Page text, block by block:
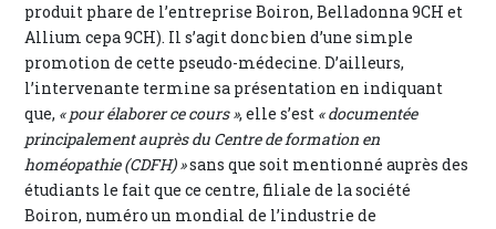
produit phare de l’entreprise Boiron, Belladonna 9CH et
Allium cepa 9CH). Il s’agit donc bien d’une simple
promotion de cette pseudo-médecine. D’ailleurs,
l’intervenante termine sa présentation en indiquant
que, « pour élaborer ce cours », elle s’est « documentée
principalement auprès du Centre de formation en
homéopathie (CDFH) »sans que soit mentionné auprès des
étudiants le fait que ce centre, filiale de la société
Boiron, numéro un mondial de l’industrie de